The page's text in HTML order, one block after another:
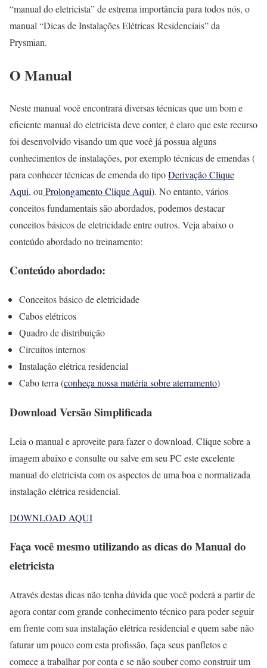
“manual do eletricista” de estrema importância para todos nós, o
manual “Dicas de Instalações Elétricas Residenciais” da
Prysmian.
O Manual
Neste manual você encontrará diversas técnicas que um bom e
eficiente manual do eletricista deve conter, é claro que este recurso
foi desenvolvido visando um que você já possua alguns
conhecimentos de instalações, por exemplo técnicas de emendas (
para conhecer técnicas de emenda do tipoDerivação Clique
Aqui, ou Prolongamento Clique Aqui). No entanto, vários
conceitos fundamentais são abordados, podemos destacar
conceitos básicos de eletricidade entre outros. Veja abaixo o
conteúdo abordado no treinamento:
Conteúdo abordado:
Conceitos básico de eletricidade
Cabos elétricos
Quadro de distribuição
Circuitos internos
Instalação elétrica residencial
Cabo terra (conheça nossa matéria sobre aterramento)
Download Versão Simplificada
Leia o manual e aproveite para fazer o download. Clique sobre a
imagem abaixo e consulte ou salve em seu PC este excelente
manual do eletricista com os aspectos de uma boa e normalizada
instalação elétrica residencial.
DOWNLOAD AQUI
Faça você mesmo utilizando as dicas do Manual do
eletricista
Através destas dicas não tenha dúvida que você poderá a partir de
agora contar com grande conhecimento técnico para poder seguir
em frente com sua instalação elétrica residencial e quem sabe não
faturar um pouco com esta profissão, faça seus panfletos e
comece a trabalhar por conta e se não souber como construir um